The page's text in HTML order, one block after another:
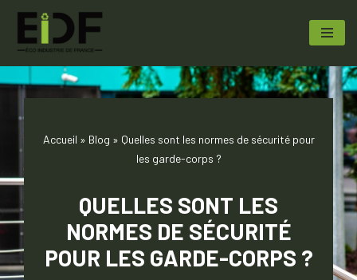
Aller
contenu
Accueil » Blog » Quelles sont les normes de sécurité pour
les garde-corps ?
QUELLES SONT LES
NORMES DE SÉCURITÉ
POUR LES GARDE-CORPS ?